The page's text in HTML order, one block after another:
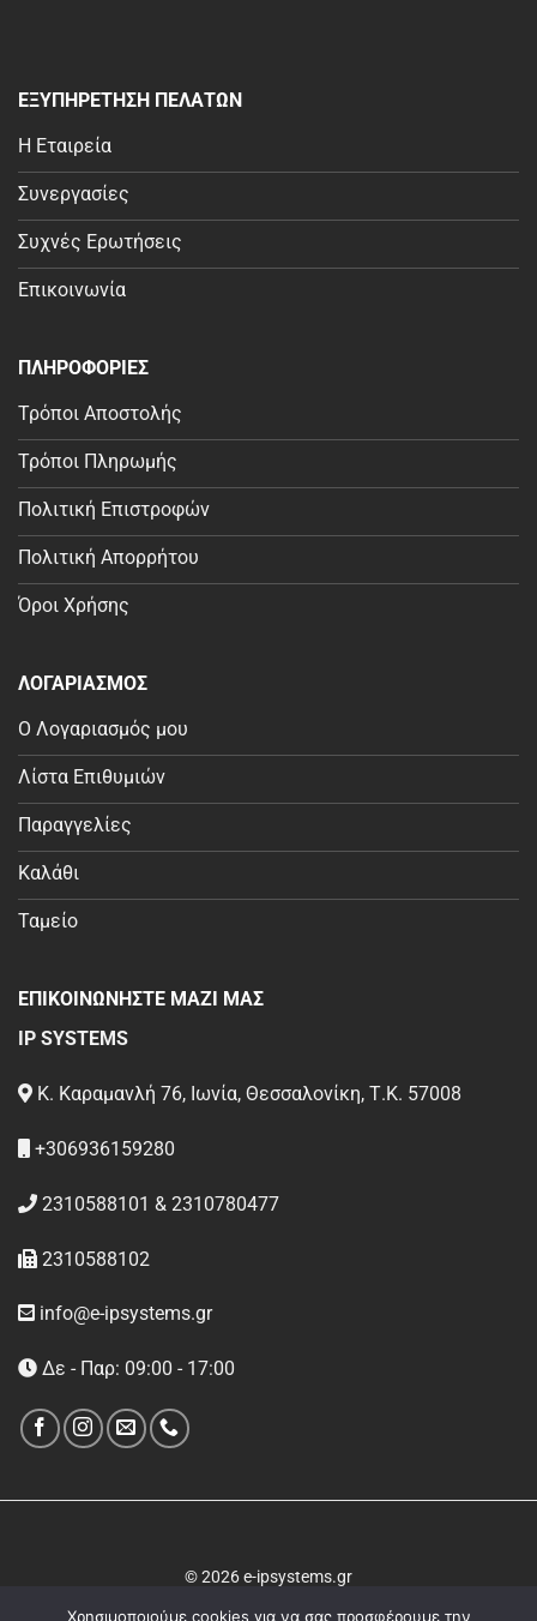
ΕΞΥΠΗΡΕΤΗΣΗ ΠΕΛΑΤΩΝ
Η Εταιρεία
Συνεργασίες
Συχνές Ερωτήσεις
Επικοινωνία
ΠΛΗΡΟΦΟΡΙΕΣ
Τρόποι Αποστολής
Τρόποι Πληρωμής
Πολιτική Επιστροφών
Πολιτική Απορρήτου
Όροι Χρήσης
ΛΟΓΑΡΙΑΣΜΟΣ
Ο Λογαριασμός μου
Λίστα Επιθυμιών
Παραγγελίες
Καλάθι
Ταμείο
ΕΠΙΚΟΙΝΩΝΗΣΤΕ ΜΑΖΙ ΜΑΣ
IP SYSTEMS
Κ. Καραμανλή 76, Ιωνία, Θεσσαλονίκη, Τ.Κ. 57008
+306936159280
2310588101 & 2310780477
2310588102
info@e-ipsystems.gr
Δε - Παρ: 09:00 - 17:00
© 2026 e-ipsystems.gr
Χρησιμοποιούμε cookies για να σας προσφέρουμε την